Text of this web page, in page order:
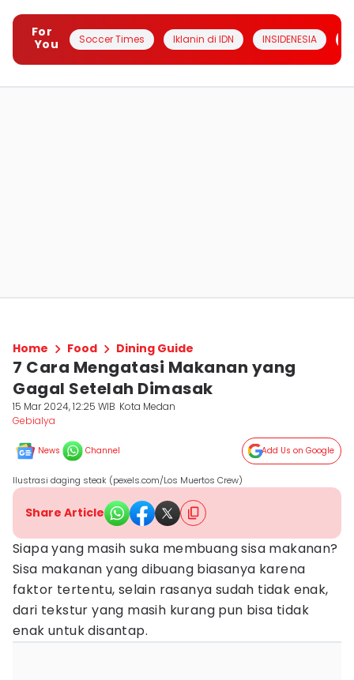
For
You
Soccer Times Iklanin di IDN INSIDENESIA
Home Food Dining Guide
7 Cara Mengatasi Makanan yang
Gagal Setelah Dimasak
15 Mar 2024, 12:25 WIB Kota Medan
Gebialya
News Channel Add Us on Google
Ilustrasi daging steak (pexels.com/Los Muertos Crew)
Share Article
Siapa yang masih suka membuang sisa makanan?
Sisa makanan yang dibuang biasanya karena
faktor tertentu, selain rasanya sudah tidak enak,
dari tekstur yang masih kurang pun bisa tidak
enak untuk disantap.